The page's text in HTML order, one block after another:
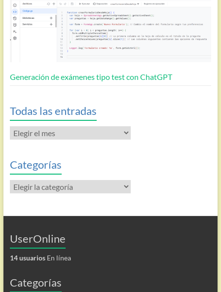
Generación de exámenes tipo test con ChatGPT
Todas las entradas
Todas
las
Categorías
Categorías
UserOnline
14 usuariosEn línea
Categorías